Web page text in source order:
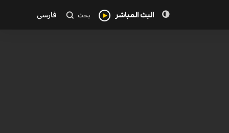
البث المباشر بحث فارسی